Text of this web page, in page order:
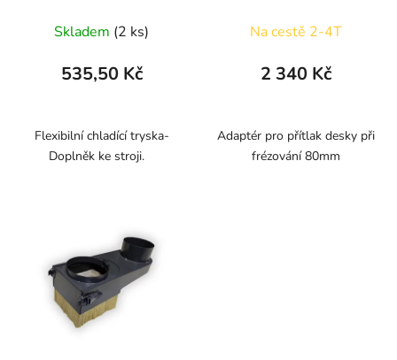
Skladem (2 ks)
535,50 Kč
Flexibilní chladící tryska-
Doplněk ke stroji.
Na cestě 2-4T
2 340 Kč
Adaptér pro přítlak desky při
frézování 80mm